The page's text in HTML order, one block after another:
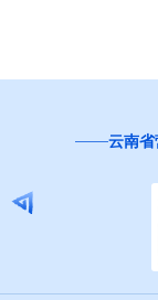
云南省